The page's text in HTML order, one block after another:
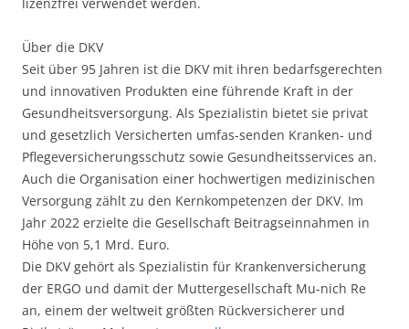
Über die DKV
Seit über 95 Jahren ist die DKV mit ihren bedarfsgerechten
und innovativen Produkten eine führende Kraft in der
Gesundheitsversorgung. Als Spezialistin bietet sie privat
und gesetzlich Versicherten umfas-senden Kranken- und
Pflegeversicherungsschutz sowie Gesundheitsservices an.
Auch die Organisation einer hochwertigen medizinischen
Versorgung zählt zu den Kernkompetenzen der DKV. Im
Jahr 2022 erzielte die Gesellschaft Beitragseinnahmen in
Höhe von 5,1 Mrd. Euro.
Die DKV gehört als Spezialistin für Krankenversicherung
der ERGO und damit der Muttergesellschaft Mu-nich Re
an, einem der weltweit größten Rückversicherer und